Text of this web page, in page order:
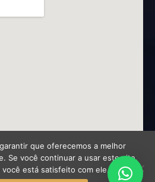
que oferecemos a melhor
Se você continuar a usar este site,
você está satisfeito com ele.